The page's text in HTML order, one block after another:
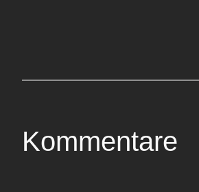
Kommentare